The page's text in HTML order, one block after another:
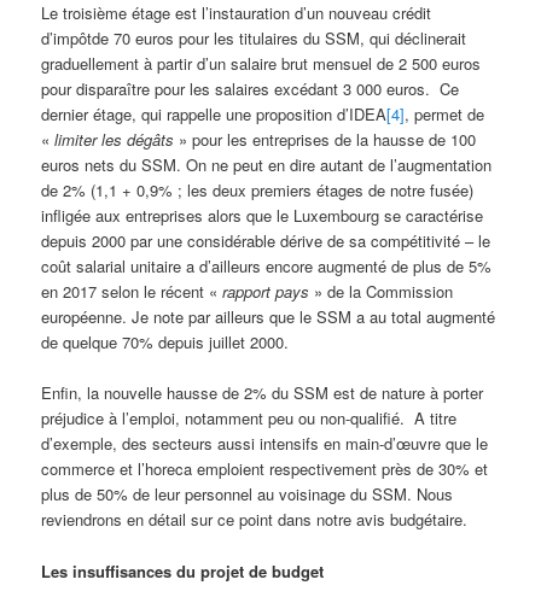
Le troisième étage est l’instauration d’un nouveau crédit
d’impôtde 70 euros pour les titulaires du SSM, qui déclinerait
graduellement à partir d’un salaire brut mensuel de 2 500 euros
pour disparaître pour les salaires excédant 3 000 euros. Ce
dernier étage, qui rappelle une proposition d’IDEA[4], permet de
«limiter les dégâts » pour les entreprises de la hausse de 100
euros nets du SSM. On ne peut en dire autant de l’augmentation
de 2% (1,1 + 0,9% ; les deux premiers étages de notre fusée)
infligée aux entreprises alors que le Luxembourg se caractérise
depuis 2000 par une considérable dérive de sa compétitivité – le
coût salarial unitaire a d’ailleurs encore augmenté de plus de 5%
en 2017 selon le récent «rapport pays » de la Commission
européenne. Je note par ailleurs que le SSM a au total augmenté
de quelque 70% depuis juillet 2000.
Enfin, la nouvelle hausse de 2% du SSM est de nature à porter
préjudice à l’emploi, notamment peu ou non-qualifié. A titre
d’exemple, des secteurs aussi intensifs en main-d’œuvre que le
commerce et l’horeca emploient respectivement près de 30% et
plus de 50% de leur personnel au voisinage du SSM. Nous
reviendrons en détail sur ce point dans notre avis budgétaire.
Les insuffisances du projet de budget